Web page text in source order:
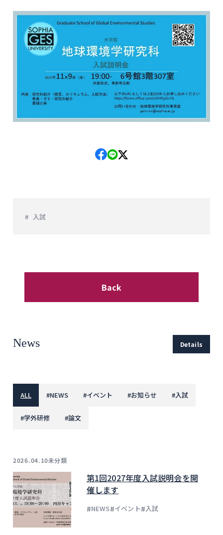
入試
Back
News Details
ALL #NEWS #イベント #お知らせ #入試
#学外研修 #論文
2026.04.10未分類
第1回2027年度入試説明会を開
催します
#NEWS#イベント#入試